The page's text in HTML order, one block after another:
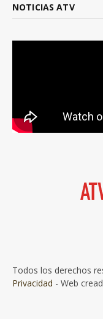
NOTICIAS ATV
Todos los derechos
Privacidad - Web